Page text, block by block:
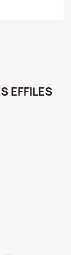
EFFILES